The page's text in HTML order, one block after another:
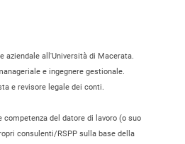
aziendale all'Università di Macerata.
e ingegnere gestionale.
e revisore legale dei conti.
del datore di lavoro (o suo
consulenti/RSPP sulla base della